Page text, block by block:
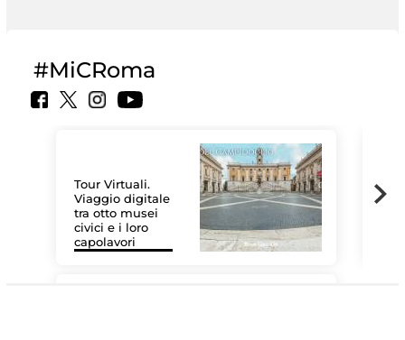
#MiCRoma
Tour Virtuali.
Viaggio digitale
tra otto musei
civici e i loro
capolavori